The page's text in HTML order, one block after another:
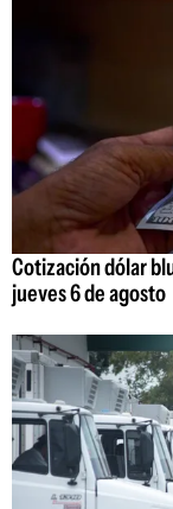
Cotización dólar
jueves 6 de agosto